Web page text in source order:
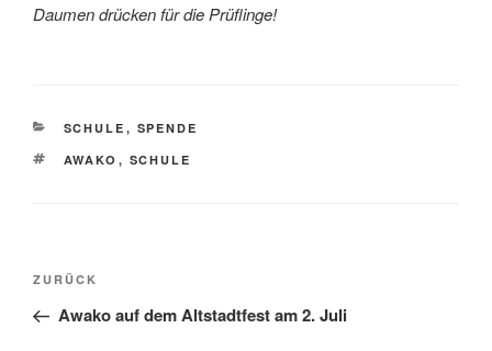
Daumen drücken für die Prüflinge!
KATEGORIEN
SCHULE , SPENDE
SCHLAGWÖRTER
AWAKO , SCHULE
Beitragsnavigation
Vorheriger
Beitrag
ZURÜCK
Awako auf dem Altstadtfest am 2. Juli